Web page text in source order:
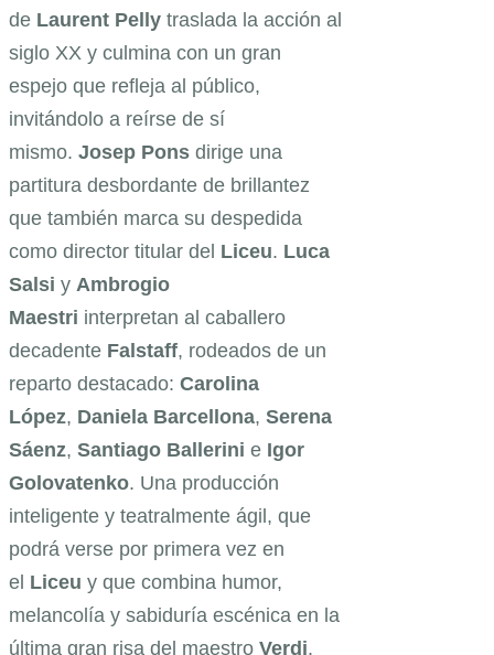
de Laurent Pelly traslada la acción al
siglo XX y culmina con un gran
espejo que refleja al público,
invitándolo a reírse de sí
mismo. Josep Pons dirige una
partitura desbordante de brillantez
que también marca su despedida
como director titular del Liceu. Luca
Salsi y Ambrogio
Maestri interpretan al caballero
decadente Falstaff, rodeados de un
reparto destacado: Carolina
López, Daniela Barcellona, Serena
Sáenz, Santiago Ballerini e Igor
Golovatenko. Una producción
inteligente y teatralmente ágil, que
podrá verse por primera vez en
el Liceu y que combina humor,
melancolía y sabiduría escénica en la
última gran risa del maestro Verdi.